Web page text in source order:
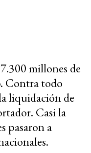
millones de
Contra todo
liquidación de
Casi la
pasaron a